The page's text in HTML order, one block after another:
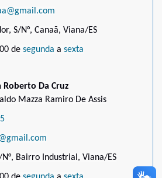
S/N°, Canaã, Viana/ES
de segunda a sexta
Roberto Da Cruz
Mazza Ramiro De Assis
N°, Bairro Industrial, Viana/ES